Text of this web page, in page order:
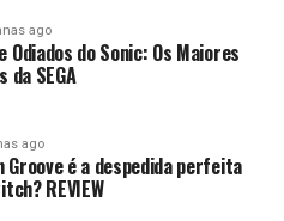
ago
Odiados do Sonic: Os Maiores
SEGA
ago
Groove é a despedida perfeita
REVIEW